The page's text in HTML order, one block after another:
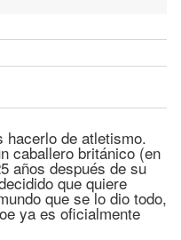
hacerlo de atletismo.
caballero británico (en
años después de su
que quiere
que se lo dio todo,
ya es oficialmente